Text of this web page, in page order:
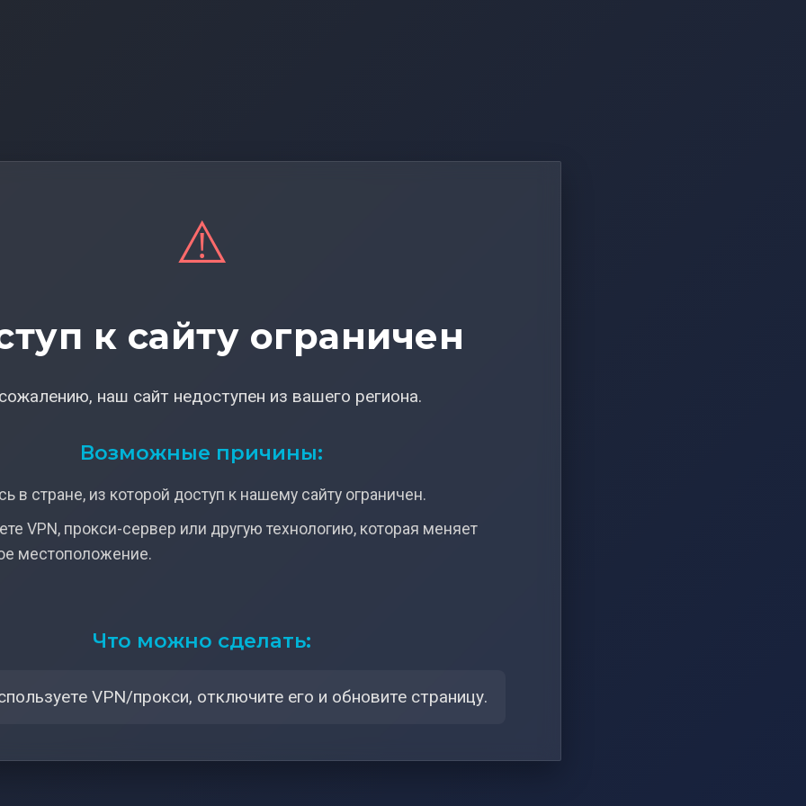
⚠️
к сайту ограничен
наш сайт недоступен из вашего региона.
Возможные причины:
в стране, из которой доступ к нашему сайту ограничен.
VPN, прокси-сервер или другую технологию, которая меняет
местоположение.
Что можно сделать:
VPN/прокси, отключите его и обновите страницу.